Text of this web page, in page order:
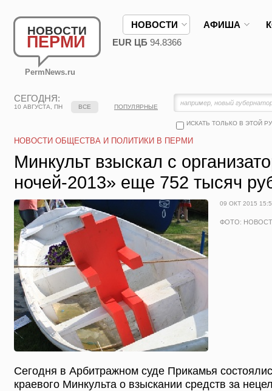
НОВОСТИ
ПЕРМИ
PermNews.ru
НОВОСТИ АФИША
EUR ЦБ 94.8366
СЕГОДНЯ:
10 АВГУСТА, ПН
ИСКАТЬ ТОЛЬКО В ЭТОЙ
ВСЕ ПОПУЛЯРНЫЕ
НОВОСТИ ОБЩЕСТВА И ПОЛИТИКИ В ПЕРМИ
Минкульт взыскал с
ночей-2013» еще 752 тысяч
09 ОКТ 2015
ФОТО:
Сегодня в Арбитражном суде Прикамья
краевого Минкульта о взыскании средств за